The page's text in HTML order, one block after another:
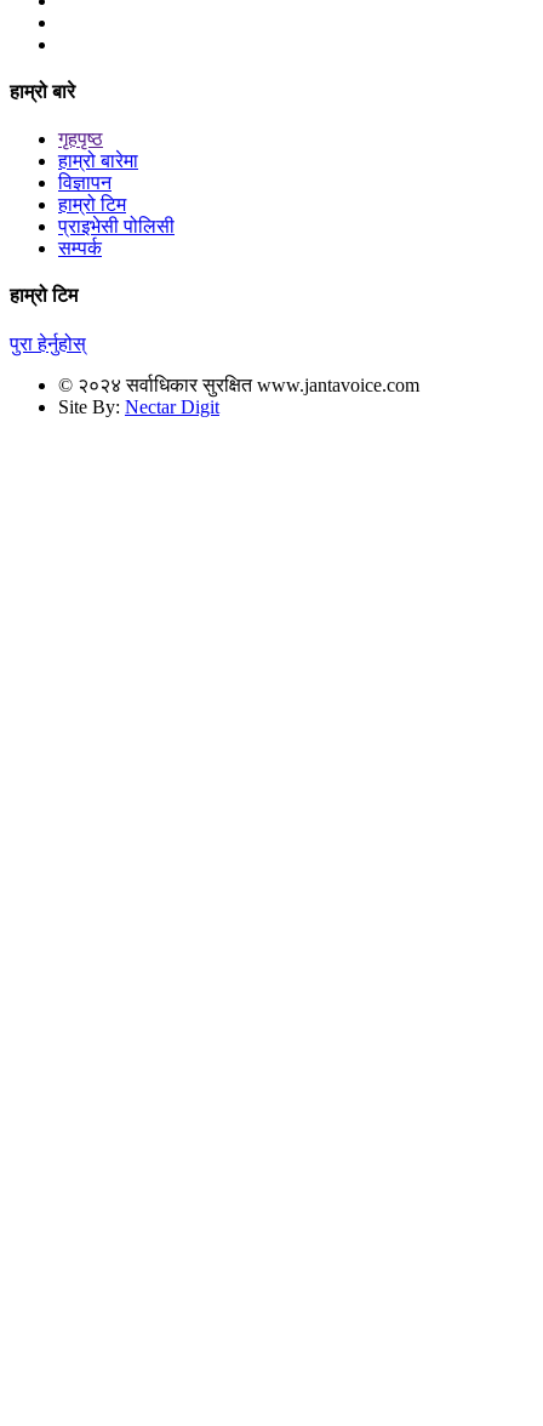
हाम्रो बारे
गृहपृष्ठ
हाम्रो बारेमा
विज्ञापन
हाम्रो टिम
प्राइभेसी पोलिसी
सम्पर्क
हाम्रो टिम
पुरा हेर्नुहोस्
© २०२४ सर्वाधिकार सुरक्षित www.jantavoice.com
Site By: Nectar Digit